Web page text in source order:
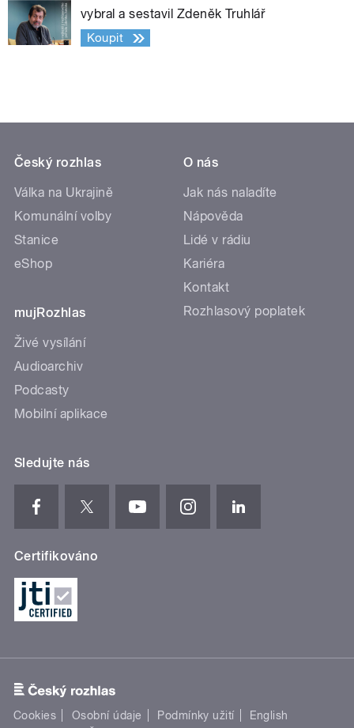
vybral a sestavil Zdeněk Truhlář
Koupit
Český rozhlas
Válka na Ukrajině
Komunální volby
Stanice
eShop
mujRozhlas
Živé vysílání
Audioarchiv
Podcasty
Mobilní aplikace
O nás
Jak nás naladíte
Nápověda
Lidé v rádiu
Kariéra
Kontakt
Rozhlasový poplatek
Sledujte nás
Certifikováno
Cookies Osobní údaje Podmínky užití
English